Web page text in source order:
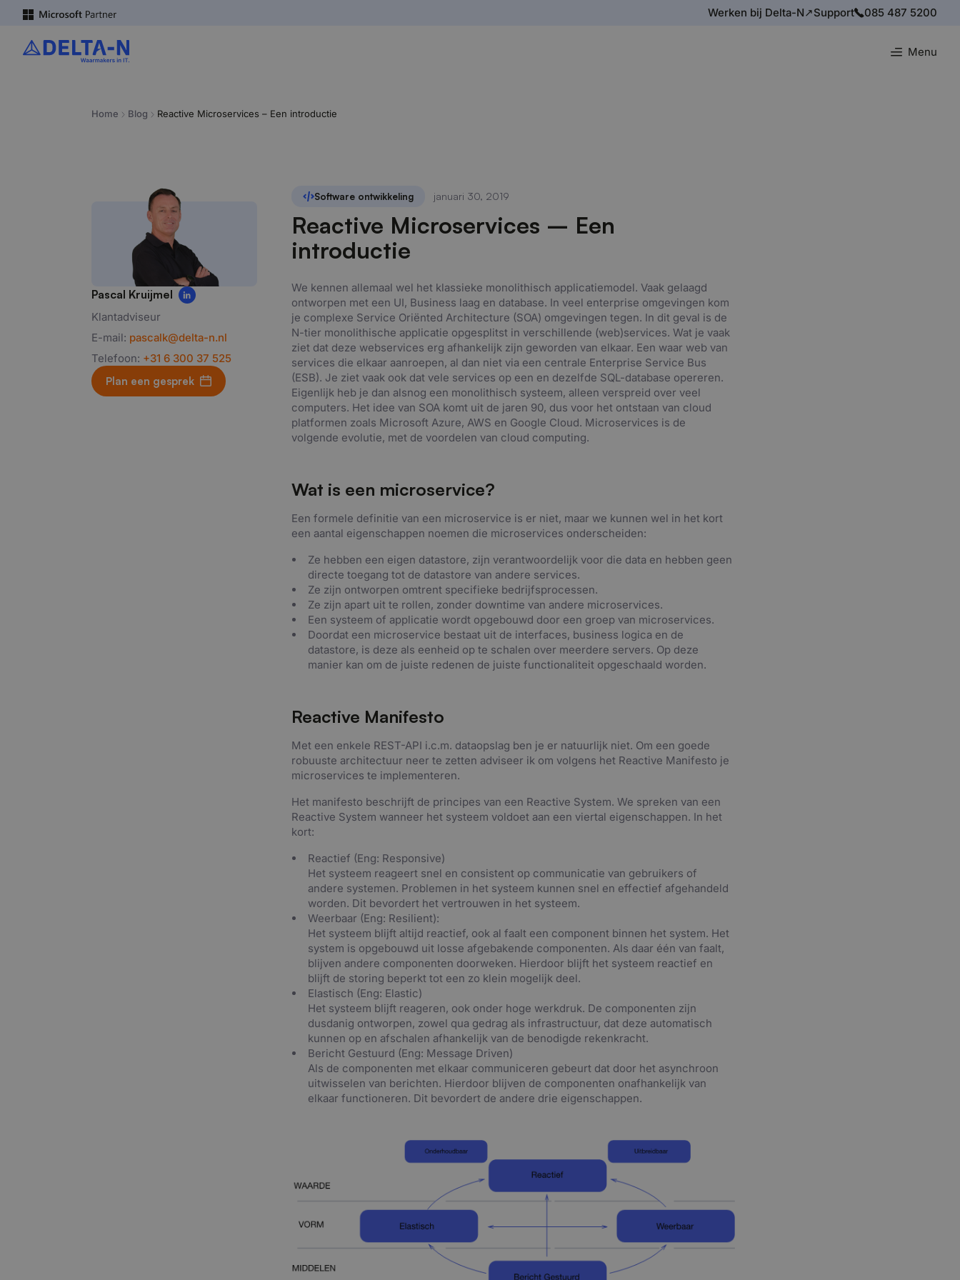
Werken bij Delta-N↗Support 085 487 5200
Menu
Home Blog Reactive Microservices – Een introductie
Software ontwikkeling januari 30, 2019
Reactive Microservices – Een
introductie
We kennen allemaal wel het klassieke monolithisch applicatiemodel. Vaak gelaagd
ontworpen met een UI, Business laag en database. In veel enterprise omgevingen kom
je complexe Service Oriënted Architecture (SOA) omgevingen tegen. In dit geval is de
N-tier monolithische applicatie opgesplitst in verschillende (web)services. Wat je vaak
ziet dat deze webservices erg afhankelijk zijn geworden van elkaar. Een waar web van
services die elkaar aanroepen, al dan niet via een centrale Enterprise Service Bus
(ESB). Je ziet vaak ook dat vele services op een en dezelfde SQL-database opereren.
Eigenlijk heb je dan alsnog een monolithisch systeem, alleen verspreid over veel
computers. Het idee van SOA komt uit de jaren 90, dus voor het ontstaan van cloud
platformen zoals Microsoft Azure, AWS en Google Cloud. Microservices is de
volgende evolutie, met de voordelen van cloud computing.
Wat is een microservice?
Een formele definitie van een microservice is er niet, maar we kunnen wel in het kort
een aantal eigenschappen noemen die microservices onderscheiden:
Ze hebben een eigen datastore, zijn verantwoordelijk voor die data en hebben geen
directe toegang tot de datastore van andere services.
Ze zijn ontworpen omtrent specifieke bedrijfsprocessen.
Ze zijn apart uit te rollen, zonder downtime van andere microservices.
Een systeem of applicatie wordt opgebouwd door een groep van microservices.
Doordat een microservice bestaat uit de interfaces, business logica en de
datastore, is deze als eenheid op te schalen over meerdere servers. Op deze
manier kan om de juiste redenen de juiste functionaliteit opgeschaald worden.
Reactive Manifesto
Met een enkele REST-API i.c.m. dataopslag ben je er natuurlijk niet. Om een goede
robuuste architectuur neer te zetten adviseer ik om volgens het Reactive Manifesto je
microservices te implementeren.
Het manifesto beschrijft de principes van een Reactive System. We spreken van een
Reactive System wanneer het systeem voldoet aan een viertal eigenschappen. In het
kort:
Reactief (Eng: Responsive)
Het systeem reageert snel en consistent op communicatie van gebruikers of
andere systemen. Problemen in het systeem kunnen snel en effectief afgehandeld
worden. Dit bevordert het vertrouwen in het systeem.
Weerbaar (Eng: Resilient):
Het systeem blijft altijd reactief, ook al faalt een component binnen het system. Het
system is opgebouwd uit losse afgebakende componenten. Als daar één van faalt,
blijven andere componenten doorweken. Hierdoor blijft het systeem reactief en
blijft de storing beperkt tot een zo klein mogelijk deel.
Elastisch (Eng: Elastic)
Het systeem blijft reageren, ook onder hoge werkdruk. De componenten zijn
dusdanig ontworpen, zowel qua gedrag als infrastructuur, dat deze automatisch
kunnen op en afschalen afhankelijk van de benodigde rekenkracht.
Bericht Gestuurd (Eng: Message Driven)
Als de componenten met elkaar communiceren gebeurt dat door het asynchroon
uitwisselen van berichten. Hierdoor blijven de componenten onafhankelijk van
elkaar functioneren. Dit bevordert de andere drie eigenschappen.
Pascal Kruijmel
Klantadviseur
E-mail: pascalk@delta-n.nl
Telefoon: +31 6 300 37 525
Plan een gesprek